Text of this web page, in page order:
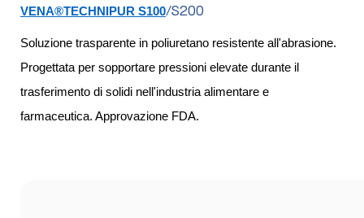
VENA®TECHNIPUR S100/S200
Soluzione trasparente in poliuretano resistente all'abrasione.
Progettata per sopportare pressioni elevate durante il
trasferimento di solidi nell'industria alimentare e
farmaceutica. Approvazione FDA.